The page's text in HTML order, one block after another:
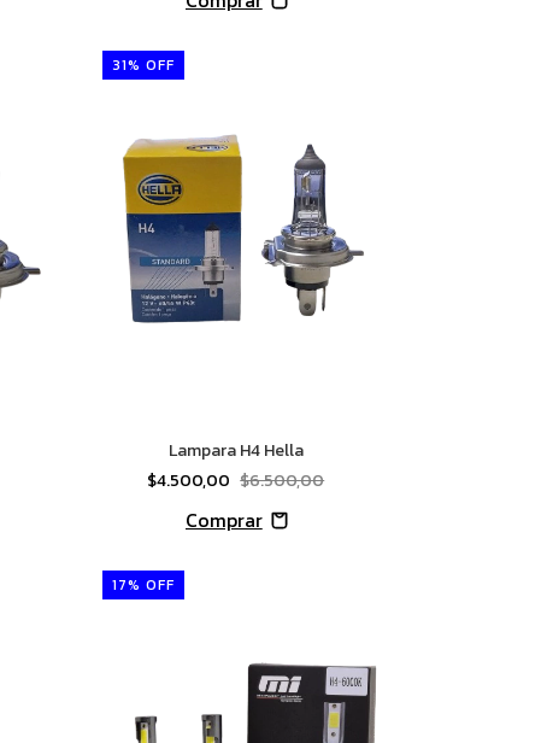
31% OFF
Lampara H4 Hella
$4.500,00 $6.500,00
17% OFF